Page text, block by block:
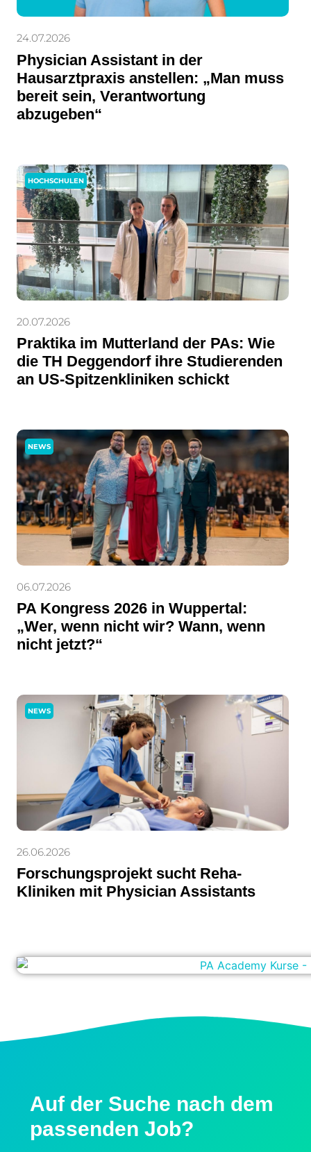
24.07.2026
Physician Assistant in der
Hausarztpraxis anstellen: „Man muss
bereit sein, Verantwortung
abzugeben“
HOCHSCHULEN
20.07.2026
Praktika im Mutterland der PAs: Wie
die TH Deggendorf ihre Studierenden
an US-Spitzenkliniken schickt
NEWS
06.07.2026
PA Kongress 2026 in Wuppertal:
„Wer, wenn nicht wir? Wann, wenn
nicht jetzt?“
NEWS
26.06.2026
Forschungsprojekt sucht Reha-
Kliniken mit Physician Assistants
Auf der Suche nach dem
passenden Job?